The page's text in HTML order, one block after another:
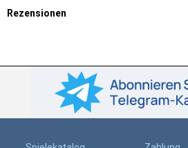
Rezensionen